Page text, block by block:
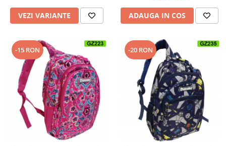
VEZI VARIANTE ADAUGA IN COS
-15 RON -20 RON